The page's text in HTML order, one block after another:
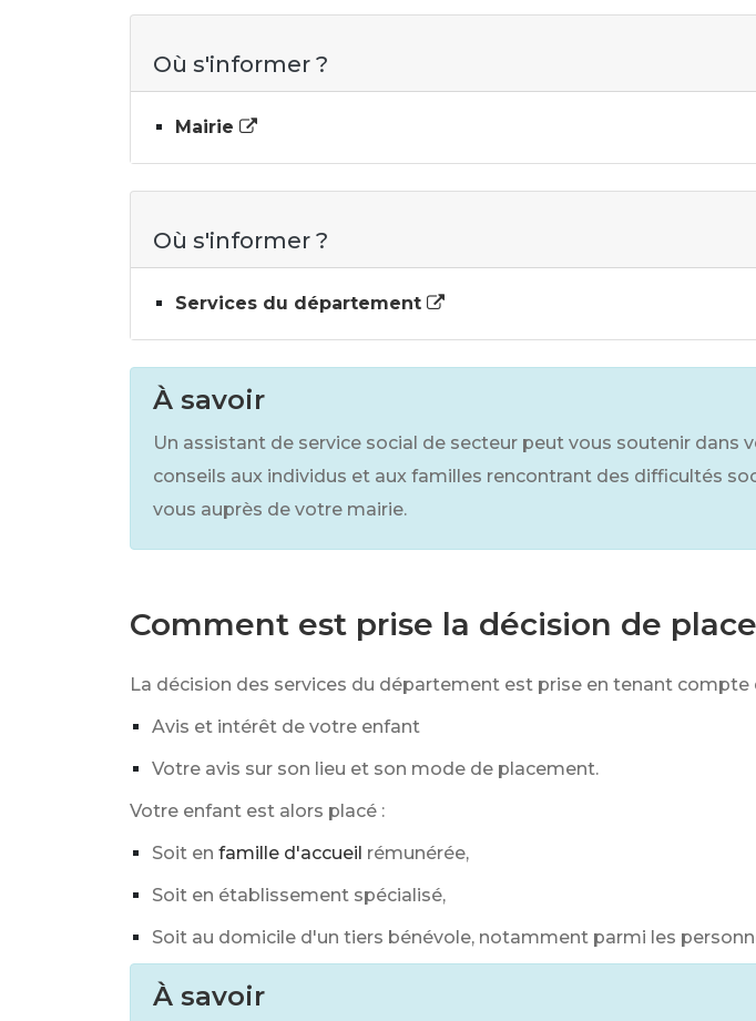
Où s'informer ?
Mairie
Où s'informer ?
Services du département
À savoir
Un assistant de service social de secteur peut vous soutenir
conseils aux individus et aux familles rencontrant des difficultés
vous auprès de votre mairie.
Comment est prise la décision de
La décision des services du département est prise en tenant compte
Avis et intérêt de votre enfant
Votre avis sur son lieu et son mode de placement.
Votre enfant est alors placé :
Soit en famille d'accueil rémunérée,
Soit en établissement spécialisé,
Soit au domicile d'un tiers bénévole, notamment parmi les
À savoir